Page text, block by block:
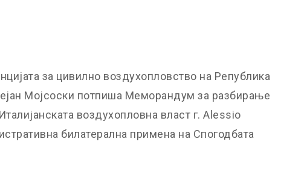
за цивилно воздухопловство на Република
Мојсоски потпиша Меморандум за разбирање
воздухопловна власт г. Alessio
билатерална примена на Спогодбата